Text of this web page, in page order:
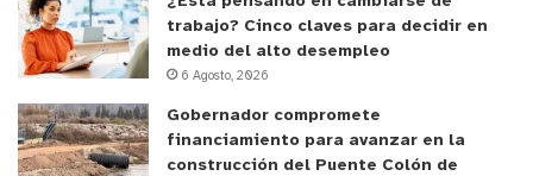
buscamos”, manifestó Ibañez.
2023 destaca el compromiso de Quillota con el
empoderamiento y crecimiento de las mujeres,
trabajo? Cinco claves para decidir en
medio del alto desempleo
6 Agosto, 2026
Gobernador compromete
financiamiento para avanzar en la
construcción del Puente Colón de